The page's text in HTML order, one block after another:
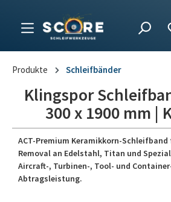
Produkte Schleifbänder
Klingspor
300 x 1900 mm |
ACT-Premium Keramikkorn-
Removal an Edelstahl, Titan und
Aircraft-, Turbinen-, Tool- und
Abtragsleistung.